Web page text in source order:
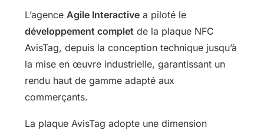
L’agenceAgile Interactive a piloté le
développement complet de la plaque NFC
AvisTag, depuis la conception technique jusqu’à
la mise en œuvre industrielle, garantissant un
rendu haut de gamme adapté aux
commerçants.
La plaque AvisTag adopte une dimension